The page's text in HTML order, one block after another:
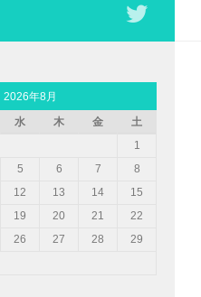
2026年8月
水 木 金
土
1
5 6 7
8
12 13 14
15
19 20 21
22
26 27 28
29